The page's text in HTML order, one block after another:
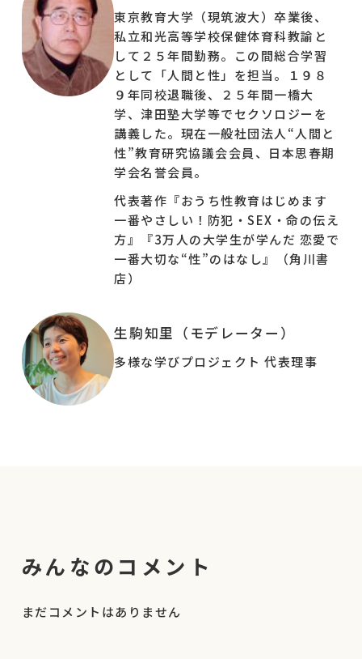
お聴きし、深掘りしていきます。
日本は、世界の6割のポルノが日本で作られる性
産業先進国なのに諸外国に比べて性教育が遅れて
いるため、性教育＝ポルノという誤った見方が一
般的になっています。
正しく性教育を伝えることは自己肯定感
を高めて幸せな人間関係を育むベースになり、ま
た性的なトラブルを避けたり、
万一トラブルにあっても解決に向かって適切に対
処できる人間に育つことができます。
また性についてしっかり学ぶことで慎重な性行
動、幸せにつながる性行動を生み出すと村瀬さん
性教育に力を入れているオランダでは15歳までの
性交渉体験率が低いというデータもあるそうで
す。
子どもたちの日常に関わる大人が、性について学
び、子どもたちに伝えることには、たくさんのメ
に、一緒に学んでみませんか？
・幼児〜10代までのお子さんの保護者（特に不登
東京教育大学（現筑波大）卒業後、
私立和光高等学校保健体育科教諭と
して２５年間勤務。この間総合学習
として「人間と性」を担当。１９８
９年同校退職後、２５年間一橋大
学、津田塾大学等でセクソロジーを
講義した。現在一般社団法人“人間と
性”教育研究協議会会員、日本思春期
学会名誉会員。
代表著作『おうち性教育はじめます
一番やさしい！防犯・SEX・命の伝え
方』『3万人の大学生が学んだ 恋愛で
一番大切な“性”のはなし』（角川書
店）
生駒知里（モデレーター）
多様な学びプロジェクト 代表理事
みんなのコメント
まだコメントはありません